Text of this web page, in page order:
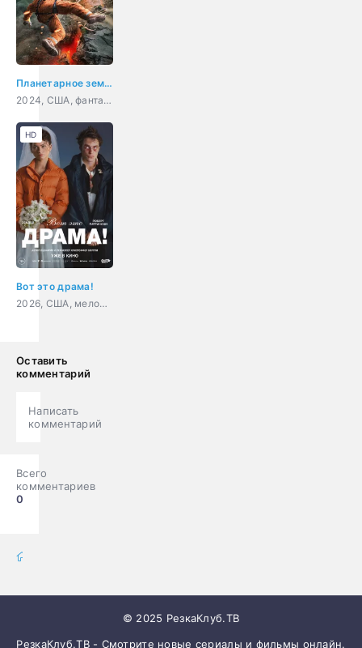
Планетарное землетрясение
2024, США, фантастика, приключения
Вот это драма!
2026, США, мелодрама, комедия, драма
HD
Оставить
комментарий
Написать
комментарий
Всего
комментариев
0
© 2025 РезкаКлуб.ТВ
РезкаКлуб.ТВ - Смотрите новые сериалы и фильмы онлайн.